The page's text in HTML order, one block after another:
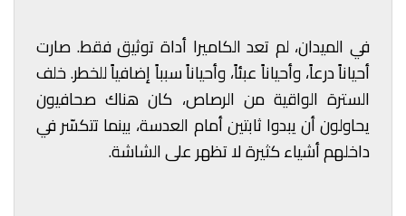
في الميدان، لم تعد الكاميرا أداة توثيق فقط. صارت
أحياناً درعاً، وأحياناً عبئاً، وأحياناً سبباً إضافياً للخطر. خلف
السترة الواقية من الرصاص، كان هناك صحافيون
يحاولون أن يبدوا ثابتين أمام العدسة، بينما تتكسّر في
داخلهم أشياء كثيرة لا تظهر على الشاشة.